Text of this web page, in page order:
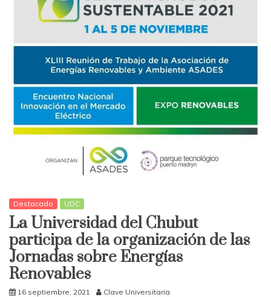
Destacado UDC
La Universidad del Chubut
participa de la organización de las
Jornadas sobre Energías
Renovables
16 septiembre, 2021 Clave Universitaria